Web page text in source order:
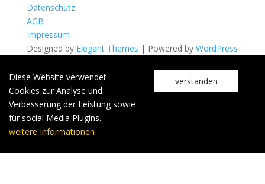
Datenschutz
AGB
Impressum
Designed by Elegant Themes | Powered by WordPress
Diese Website verwendet
Cookies zur Analyse und
Verbesserung der Leistung sowie
für social Media Plugins.
weitere Informationen
verstanden